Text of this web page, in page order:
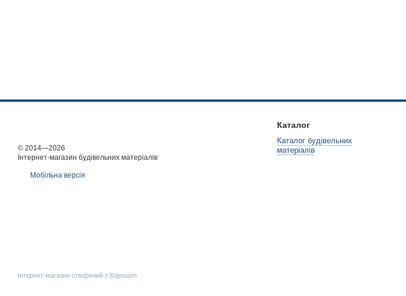
© 2014—2026
Інтернет-магазин будівельних матеріалів
Мобільна версія
Інтернет-магазин створений з Хорошоп
Каталог
Каталог будівельних
матеріалів